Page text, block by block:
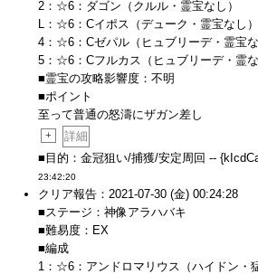
2：☆6：ダゴン（クルル・霊宝なし）
L：☆6：Cイポス（デューク・霊宝なし）
4：☆6：Cゼパル（ヒュブリーデ・霊宝な
5：☆6：Cフルカス（ヒュブリーデ・霊な
■霊宝の攻略影響度：不明
■ポイント
至って普通の怒濤にザガン差し
+
詳細
■目的：金冠狙い/捕獲/安定周回 --
23:42:20
クリア報告：2021-07-30 (金) 00:24:28
■ステージ：神像アラハバキ
■難易度：EX
■編成
1：☆6：アンドロマリウス（ハイドン・